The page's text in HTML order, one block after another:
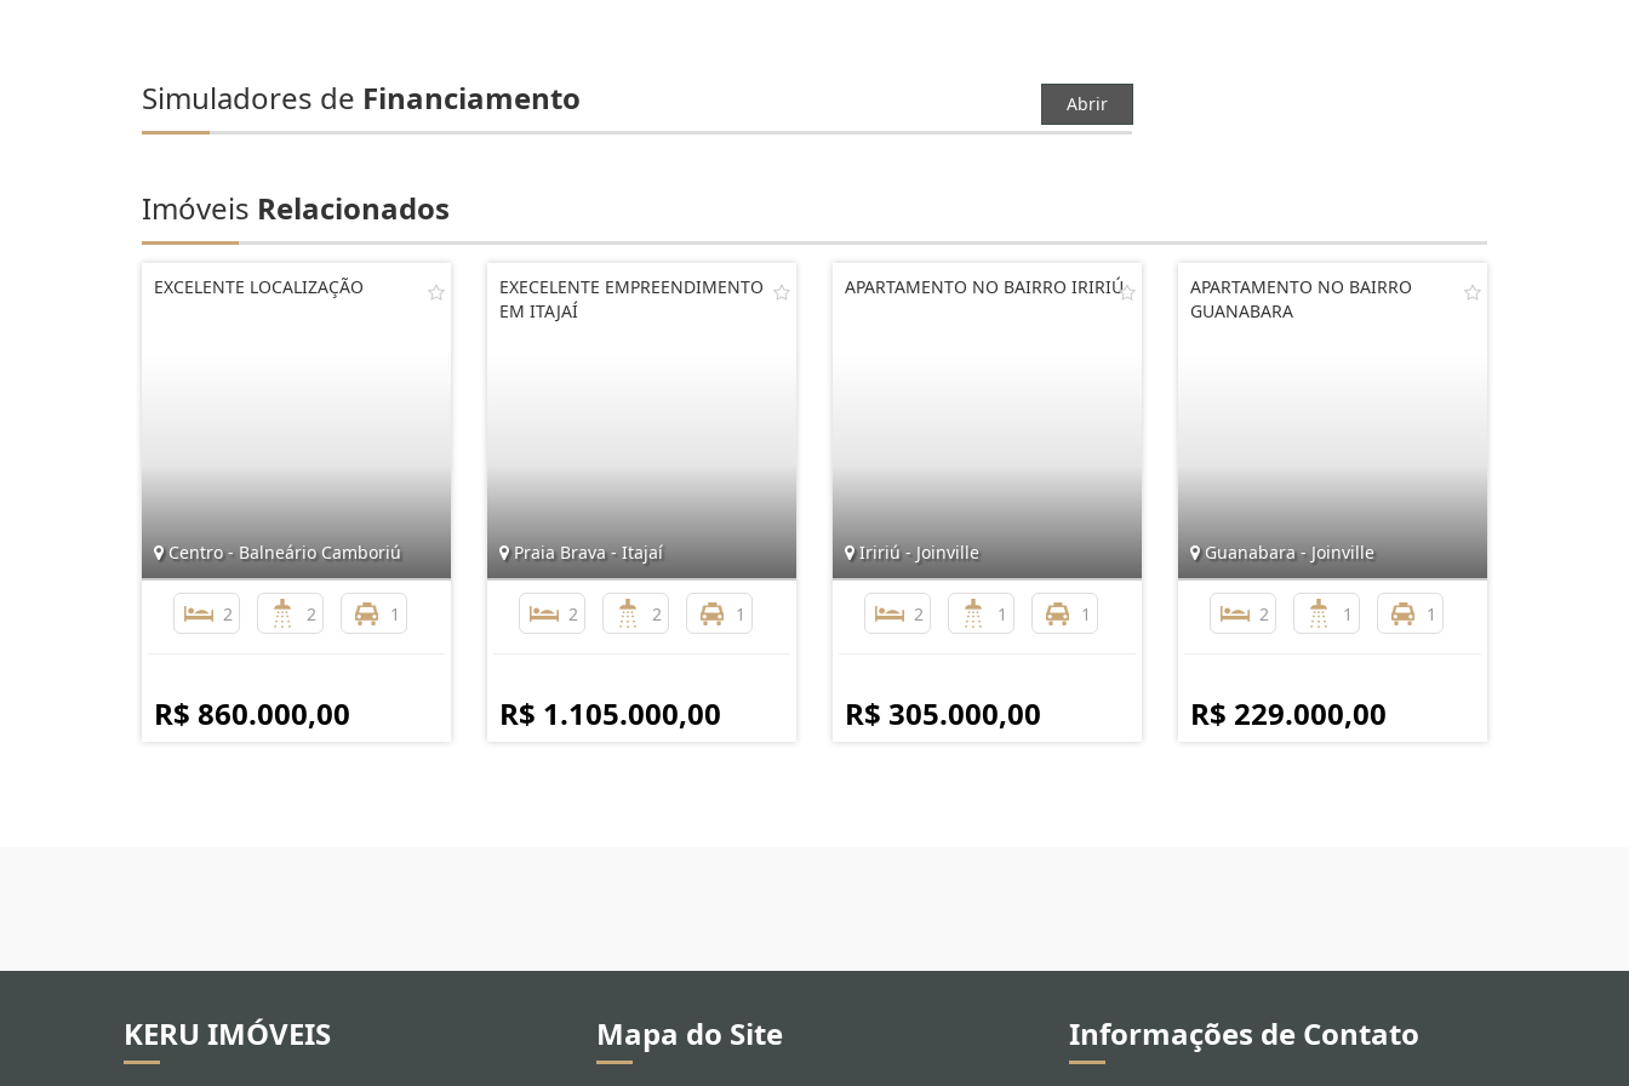
Simuladores de Financiamento Abrir
Imóveis Relacionados
EXCELENTE LOCALIZAÇÃO
Centro - Balneário Camboriú
2 2 1
R$ 860.000,00
EXECELENTE EMPREENDIMENTO
EM ITAJAÍ
Praia Brava - Itajaí
2 2 1
R$ 1.105.000,00
APARTAMENTO NO BAIRRO IRIRIÚ
Iririú - Joinville
2 1 1
R$ 305.000,00
APARTAMENTO NO BAIRRO
GUANABARA
Guanabara - Joinville
2 1 1
R$ 229.000,00
KERU IMÓVEIS Mapa do Site Informações de Contato